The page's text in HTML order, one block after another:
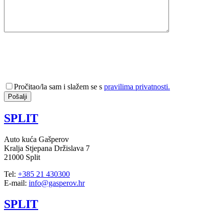
Pročitao/la sam i slažem se s pravilima privatnosti.
SPLIT
Auto kuća Gašperov
Kralja Stjepana Držislava 7
21000 Split
Tel: +385 21 430300
E-mail: info@gasperov.hr
SPLIT